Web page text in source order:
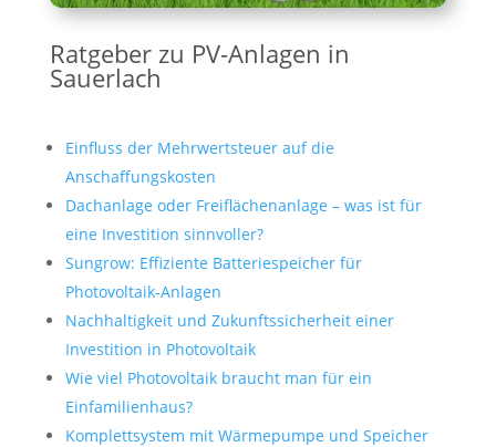
Ratgeber zu PV-Anlagen in
Sauerlach
Einfluss der Mehrwertsteuer auf die
Anschaffungskosten
Dachanlage oder Freiflächenanlage – was ist für
eine Investition sinnvoller?
Sungrow: Effiziente Batteriespeicher für
Photovoltaik-Anlagen
Nachhaltigkeit und Zukunftssicherheit einer
Investition in Photovoltaik
Wie viel Photovoltaik braucht man für ein
Einfamilienhaus?
Komplettsystem mit Wärmepumpe und Speicher